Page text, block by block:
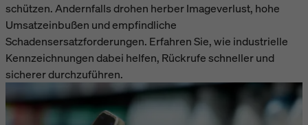
schützen. Andernfalls drohen herber Imageverlust, hohe
Umsatzeinbußen und empfindliche
Schadensersatzforderungen. Erfahren Sie, wie industrielle
Kennzeichnungen dabei helfen, Rückrufe schneller und
sicherer durchzuführen.